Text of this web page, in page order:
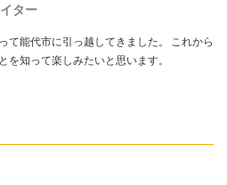
ター
て能代市に引っ越してきました。 これから
を知って楽しみたいと思います。